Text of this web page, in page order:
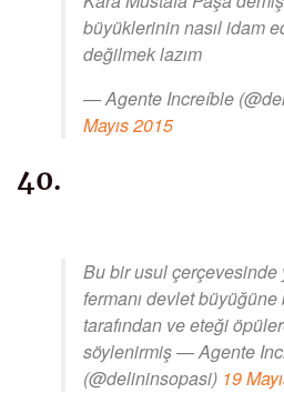
büyüklerinin nasıl idam
değilmek lazım
— Agente Increíble
Mayıs 2015
40.
Bu bir usul çerçevesinde
fermanı devlet büyüğüne
tarafından ve eteği
söylenirmiş — Agente
(@delininsopasi) 19